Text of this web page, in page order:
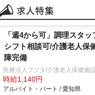
「週4から可」調理スタ
シフト相談可/介護老人保
障完備
医療法人フジタ/介護老人保健施
時給1,140円
アルバイト・パート / 愛知県